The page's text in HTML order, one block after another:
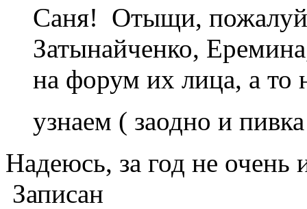
Саня! Отыщи,
Затынайченко,
на форум их лица, а то
узнаем ( заодно и
Надеюсь, за год не очень
Записан